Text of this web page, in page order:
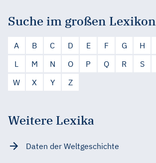
Suche im großen Lexikon
A B C D E F G H
L
M N O P Q R S
W
X Y Z
Weitere Lexika
Daten der Weltgeschichte